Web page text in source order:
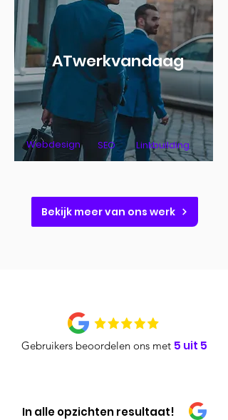
SEO Linkbuilding
ATwerkvandaag
Webdesign
Bekijk meer van ons werk
Gebruikers beoordelen ons met 5 uit 5
In alle opzichten resultaat!